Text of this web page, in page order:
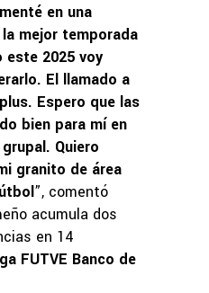
en una
mejor temporada
este 2025 voy
El llamado a
Espero que las
bien para mí en
Quiero
granito de área
”, comentó
acumula dos
en 14
FUTVE Banco de